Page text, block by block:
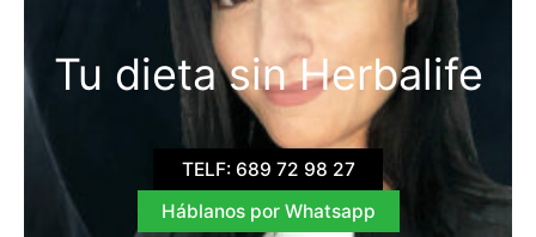
Tu dieta sin Herbalife
TELF: 689 72 98 27
Háblanos por Whatsapp